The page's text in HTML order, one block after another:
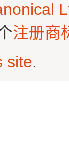
注册商
site.